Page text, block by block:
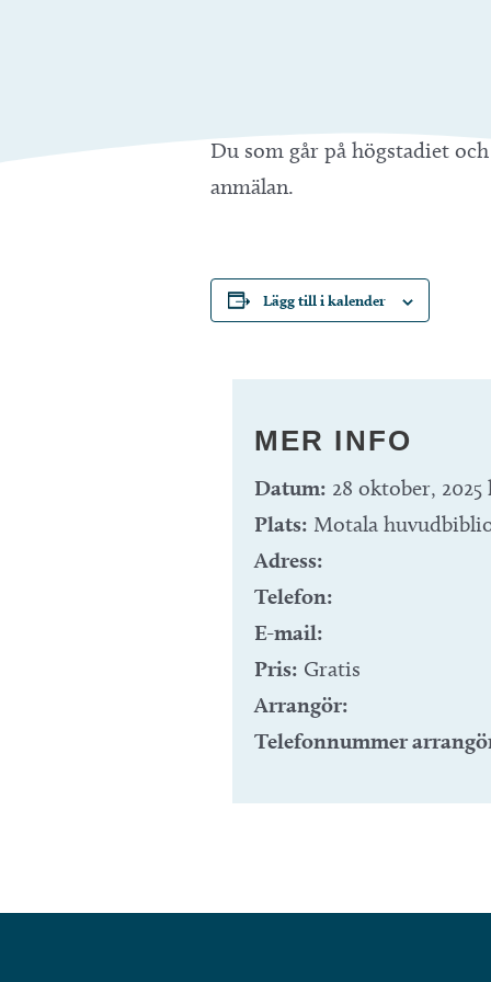
Du som går på högstadiet
anmälan.
Lägg till i kalender
MER INFO
Datum: 28 oktober, 2025
Plats: Motala
Adress:
Telefon:
E-mail:
Pris: Gratis
Arrangör:
Telefonnummer